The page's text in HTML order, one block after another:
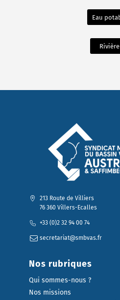
Eau
Rivière
213 Route de Villiers
76 360 Villers-Ecalles
+33 (0)2 32 94 00 74
secretariat@smbvas.fr
Nos rubriques
Qui sommes-nous ?
Nos missions